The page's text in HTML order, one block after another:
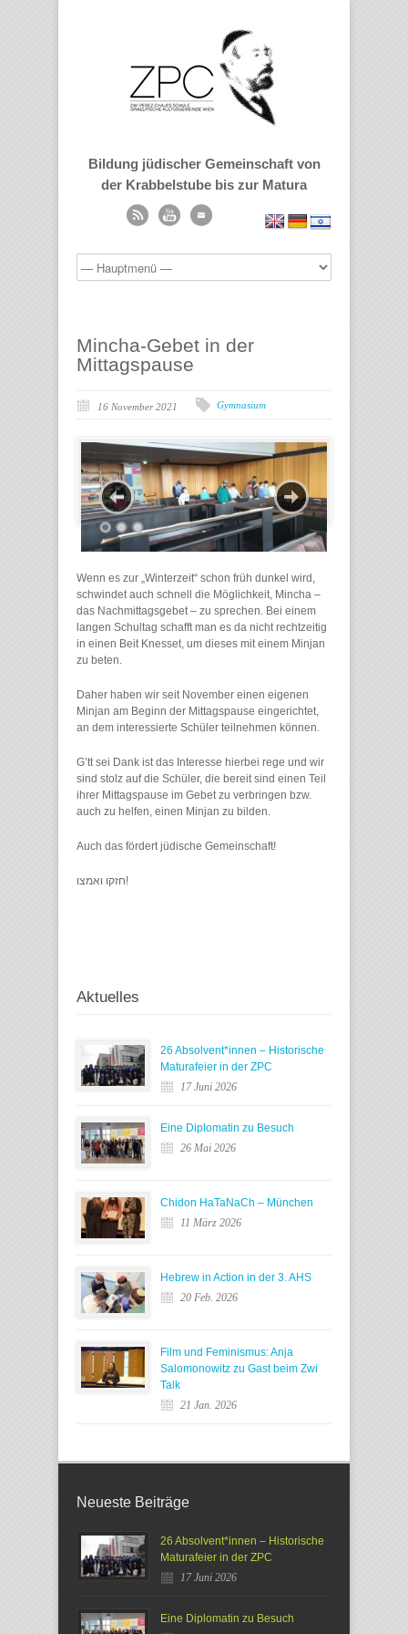
Bildung jüdischer Gemeinschaft von
der Krabbelstube bis zur Matura
Mincha-Gebet in der
Mittagspause
16 November 2021 Gymnasium
Wenn es zur „Winterzeit“ schon früh dunkel wird,
schwindet auch schnell die Möglichkeit, Mincha –
das Nachmittagsgebet – zu sprechen. Bei einem
langen Schultag schafft man es da nicht rechtzeitig
in einen Beit Knesset, um dieses mit einem Minjan
zu beten.
Daher haben wir seit November einen eigenen
Minjan am Beginn der Mittagspause eingerichtet,
an dem interessierte Schüler teilnehmen können.
G’tt sei Dank ist das Interesse hierbei rege und wir
sind stolz auf die Schüler, die bereit sind einen Teil
ihrer Mittagspause im Gebet zu verbringen bzw.
auch zu helfen, einen Minjan zu bilden.
Auch das fördert jüdische Gemeinschaft!
חזקו ואמצו!
Aktuelles
26 Absolvent*innen – Historische
Maturafeier in der ZPC
17 Juni 2026
Eine Diplomatin zu Besuch
26 Mai 2026
Chidon HaTaNaCh – München
11 März 2026
Hebrew in Action in der 3. AHS
20 Feb. 2026
Film und Feminismus: Anja
Salomonowitz zu Gast beim Zwi
Talk
21 Jan. 2026
Neueste Beiträge
26 Absolvent*innen – Historische
Maturafeier in der ZPC
17 Juni 2026
Eine Diplomatin zu Besuch